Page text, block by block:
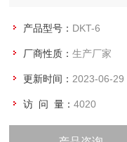
产品型号： DKT-6
厂商性质：生产厂家
更新时间： 2023-06-29
访 问 量：4020